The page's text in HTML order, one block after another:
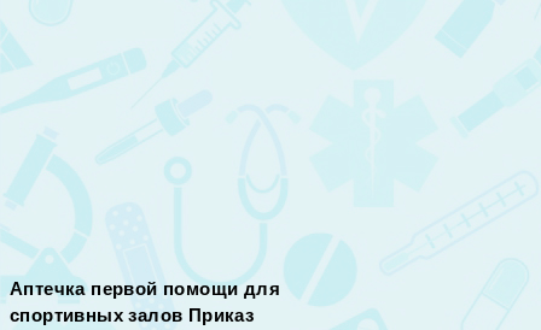
Аптечка первой помощи для
спортивных залов Приказ